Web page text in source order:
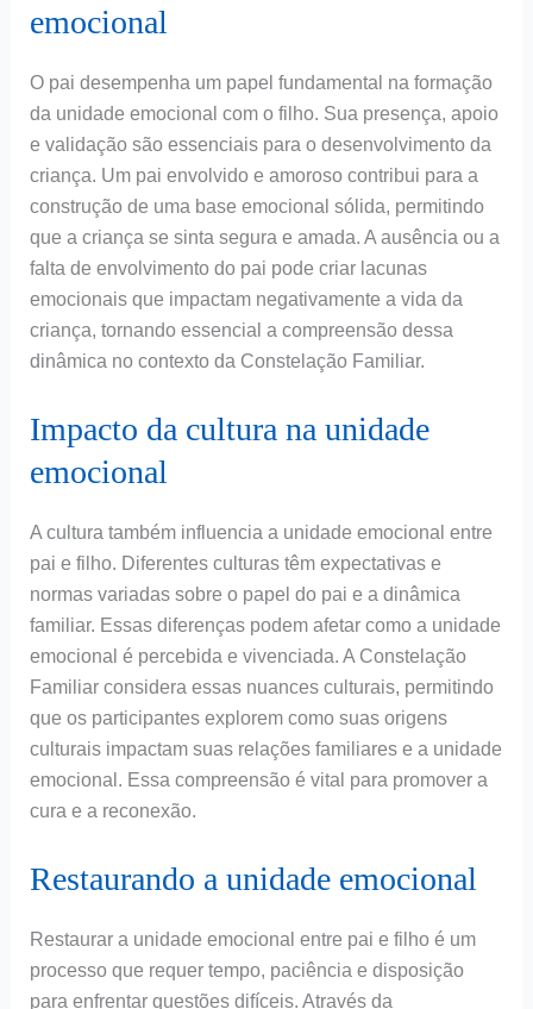
emocional
O pai desempenha um papel fundamental na formação
da unidade emocional com o filho. Sua presença, apoio
e validação são essenciais para o desenvolvimento da
criança. Um pai envolvido e amoroso contribui para a
construção de uma base emocional sólida, permitindo
que a criança se sinta segura e amada. A ausência ou a
falta de envolvimento do pai pode criar lacunas
emocionais que impactam negativamente a vida da
criança, tornando essencial a compreensão dessa
dinâmica no contexto da Constelação Familiar.
Impacto da cultura na unidade
emocional
A cultura também influencia a unidade emocional entre
pai e filho. Diferentes culturas têm expectativas e
normas variadas sobre o papel do pai e a dinâmica
familiar. Essas diferenças podem afetar como a unidade
emocional é percebida e vivenciada. A Constelação
Familiar considera essas nuances culturais, permitindo
que os participantes explorem como suas origens
culturais impactam suas relações familiares e a unidade
emocional. Essa compreensão é vital para promover a
cura e a reconexão.
Restaurando a unidade emocional
Restaurar a unidade emocional entre pai e filho é um
processo que requer tempo, paciência e disposição
para enfrentar questões difíceis. Através da